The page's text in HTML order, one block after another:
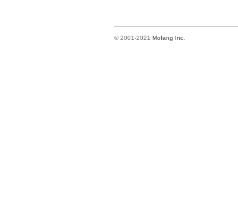
© 2001-2021 Mofang Inc.